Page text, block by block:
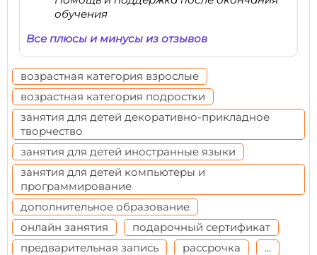
обучения
Все плюсы и минусы из отзывов
возрастная категория взрослые
возрастная категория подростки
занятия для детей декоративно-прикладное
творчество
занятия для детей иностранные языки
занятия для детей компьютеры и
программирование
дополнительное образование
онлайн занятия
подарочный сертификат
предварительная запись
рассрочка ...